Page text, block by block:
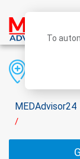
MEDAdvisor24
/
To